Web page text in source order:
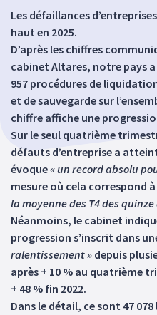
Les défaillances
haut en 2025.
D’après les chiffres
cabinet Altares, notre pays
957 procédures de
et de sauvegarde sur
chiffre affiche une
Sur le seul quatrième
défauts d’entreprise a
évoque« un record absolu
mesure où cela correspond à
la moyenne des T4 des
Néanmoins, le cabinet
progression s’inscrit dans
ralentissement » depuis
après + 10 % au quatrième
+ 48 % fin 2022.
Dans le détail, ce sont 47